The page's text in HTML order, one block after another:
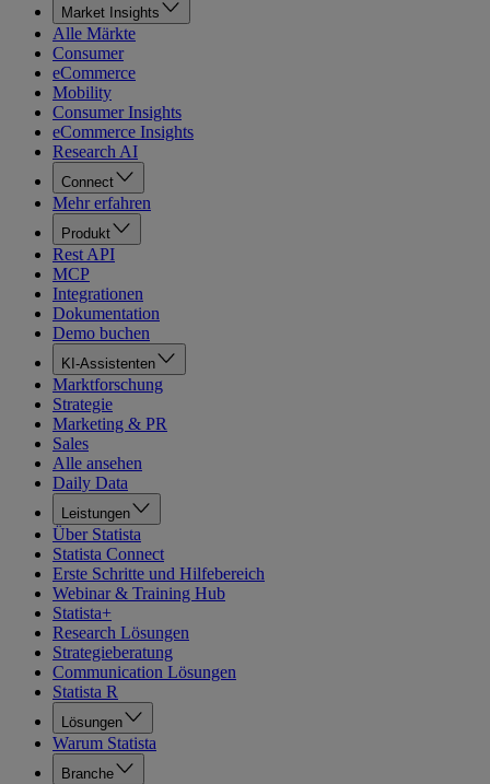
Market Insights
Alle Märkte
Consumer
eCommerce
Mobility
Consumer Insights
eCommerce Insights
Research AI
Connect
Mehr erfahren
Produkt
Rest API
MCP
Integrationen
Dokumentation
Demo buchen
KI-Assistenten
Marktforschung
Strategie
Marketing & PR
Sales
Alle ansehen
Daily Data
Leistungen
Über Statista
Statista Connect
Erste Schritte und Hilfebereich
Webinar & Training Hub
Statista+
Research Lösungen
Strategieberatung
Communication Lösungen
Statista R
Lösungen
Warum Statista
Branche